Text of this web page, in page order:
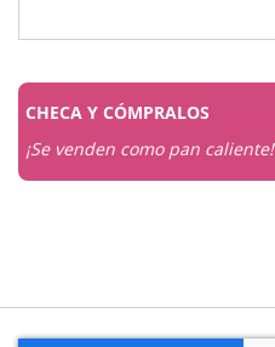
CHECA Y CÓMPRALOS
¡Se venden como pan caliente!